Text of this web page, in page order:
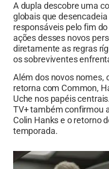
A dupla descobre uma
globais que
responsáveis pelo fim
ações desses novos
diretamente as regras
os sobreviventes
Além dos novos nomes,
retorna com Common,
Uche nos papéis
TV+ também confirmou
Colin Hanks e o retorno
temporada.